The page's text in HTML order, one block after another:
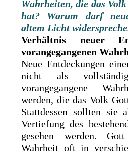
Wahrheiten, die das
hat? Warum darf
altem Licht
Verhältnis neuer
vorangegangenen
Neue Entdeckungen
nicht als
vorangegangene
werden, die das Volk
Stattdessen sollten sie
Vertiefung des
gesehen werden.
Wahrheit oft in